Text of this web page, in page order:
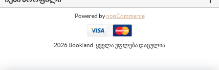
Powered by nopCommerce
2026 Bookland. ყველა უფლება დაცულია